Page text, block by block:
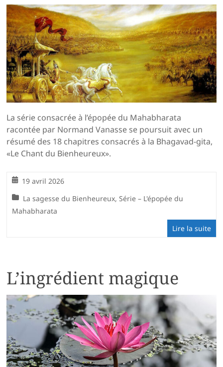
La série consacrée à l’épopée du Mahabharata
racontée par Normand Vanasse se poursuit avec un
résumé des 18 chapitres consacrés à la Bhagavad-gita,
«Le Chant du Bienheureux».
19 avril 2026
La sagesse du Bienheureux,Série – L'épopée du
Mahabharata
Lire la suite
L’ingrédient magique